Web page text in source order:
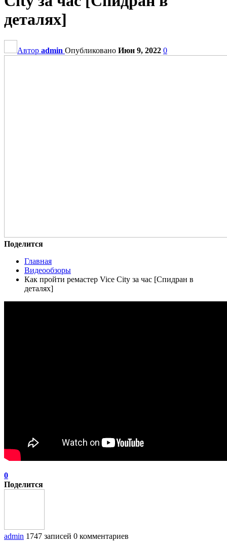
деталях]
Автор admin Опубликовано Июн 9, 2022 0
Поделится
Главная
Видеообзоры
Как пройти ремастер Vice City за час [Спидран в
деталях]
0
Поделится
admin 1747 записей 0 комментариев